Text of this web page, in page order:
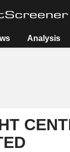
Analysis